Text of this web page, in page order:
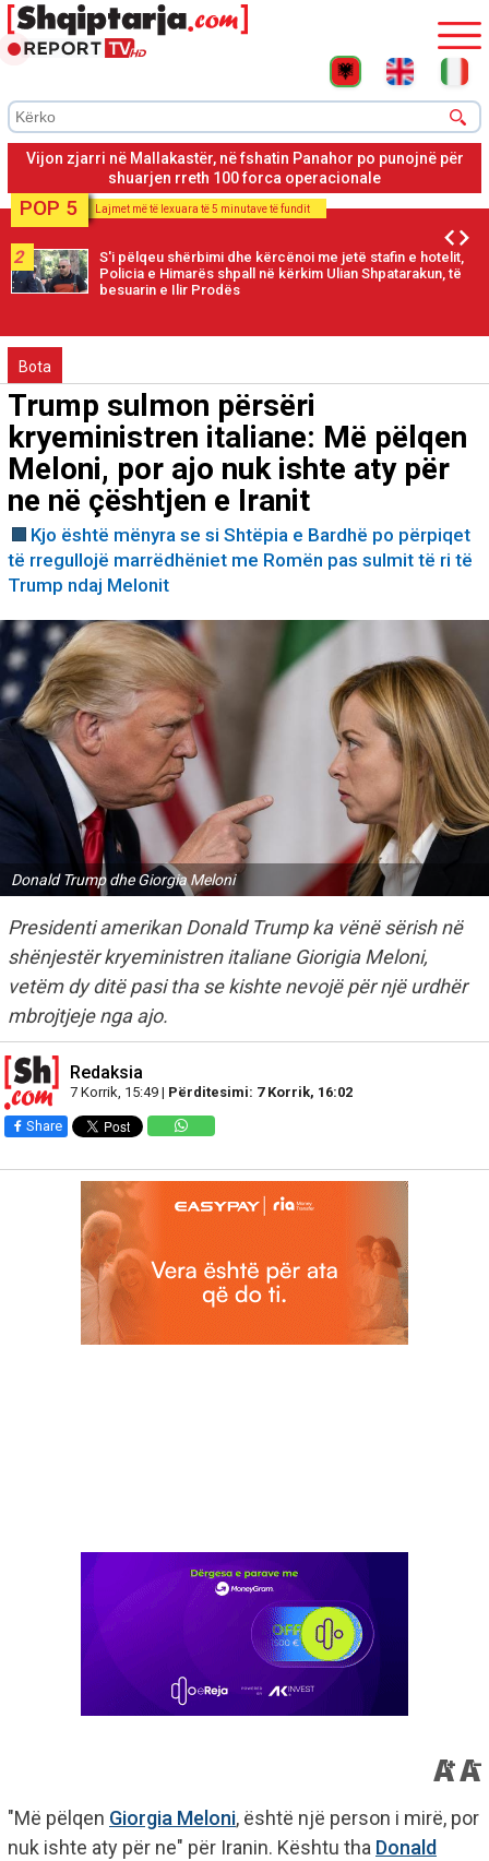
Mallakastër, rinis ndërhyrja nga ajri për shuarjen e vatrës së
zjarrit në fshatin Panahor
POP 5 Lajmet më të lexuara të 5 minutave të fundit
2
S'i pëlqeu shërbimi dhe kërcënoi me jetë stafin e hotelit,
Policia e Himarës shpall në kërkim Ulian Shpatarakun, të
besuarin e Ilir Prodës
Bota
Trump sulmon përsëri
kryeministren italiane: Më pëlqen
Meloni, por ajo nuk ishte aty për
ne në çështjen e Iranit
Kjo është mënyra se si Shtëpia e Bardhë po përpiqet
të rregullojë marrëdhëniet me Romën pas sulmit të ri të
Trump ndaj Melonit
Donald Trump dhe Giorgia Meloni
Presidenti amerikan Donald Trump ka vënë sërish në
shënjestër kryeministren italiane Giorigia Meloni,
vetëm dy ditë pasi tha se kishte nevojë për një urdhër
mbrojtjeje nga ajo.
Redaksia
7 Korrik, 15:49 | Përditesimi: 7 Korrik, 16:02
Share
"Më pëlqen Giorgia Meloni, është një person i mirë, por
nuk ishte aty për ne" për Iranin. Kështu tha Donald